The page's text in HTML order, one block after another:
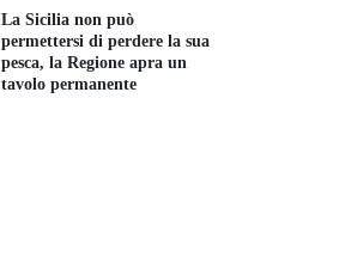
La Sicilia non può
permettersi di perdere la sua
pesca, la Regione apra un
tavolo permanente